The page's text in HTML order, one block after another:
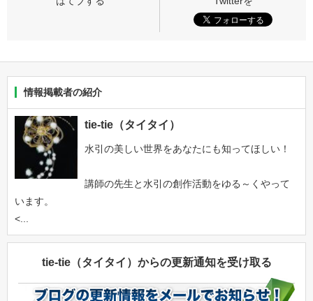
情報掲載者の紹介
tie-tie（タイタイ）
水引の美しい世界をあなたにも知ってほしい！
講師の先生と水引の創作活動をゆる～くやって
います。
<...
tie-tie（タイタイ）からの更新通知を受け取る